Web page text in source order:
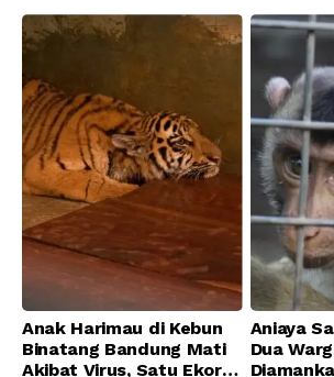
Anak Harimau di Kebun
Binatang Bandung Mati
Akibat Virus, Satu Ekor
Aniaya
Dua